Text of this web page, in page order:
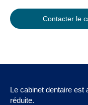
Contacter le
Le cabinet dentaire
réduite.